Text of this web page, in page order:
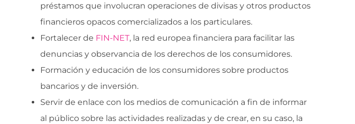
préstamos que involucran operaciones de divisas y otros productos
financieros opacos comercializados a los particulares.
Fortalecer de FIN-NET, la red europea financiera para facilitar las
denuncias y observancia de los derechos de los consumidores.
Formación y educación de los consumidores sobre productos
bancarios y de inversión.
Servir de enlace con los medios de comunicación a fin de informar
al público sobre las actividades realizadas y de crear, en su caso, la